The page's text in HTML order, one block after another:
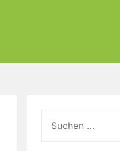
nach: